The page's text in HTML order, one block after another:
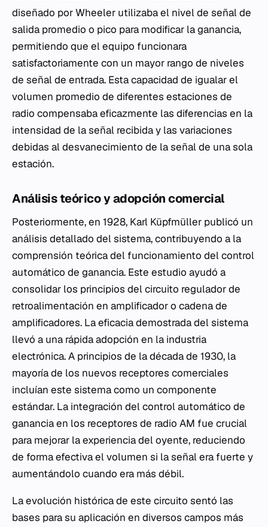
diseñado por Wheeler utilizaba el nivel de señal de
salida promedio o pico para modificar la ganancia,
permitiendo que el equipo funcionara
satisfactoriamente con un mayor rango de niveles
de señal de entrada. Esta capacidad de igualar el
volumen promedio de diferentes estaciones de
radio compensaba eficazmente las diferencias en la
intensidad de la señal recibida y las variaciones
debidas al desvanecimiento de la señal de una sola
estación.
Análisis teórico y adopción comercial
Posteriormente, en 1928, Karl Küpfmüller publicó un
análisis detallado del sistema, contribuyendo a la
comprensión teórica del funcionamiento del control
automático de ganancia. Este estudio ayudó a
consolidar los principios del circuito regulador de
retroalimentación en amplificador o cadena de
amplificadores. La eficacia demostrada del sistema
llevó a una rápida adopción en la industria
electrónica. A principios de la década de 1930, la
mayoría de los nuevos receptores comerciales
incluían este sistema como un componente
estándar. La integración del control automático de
ganancia en los receptores de radio AM fue crucial
para mejorar la experiencia del oyente, reduciendo
de forma efectiva el volumen si la señal era fuerte y
aumentándolo cuando era más débil.
La evolución histórica de este circuito sentó las
bases para su aplicación en diversos campos más